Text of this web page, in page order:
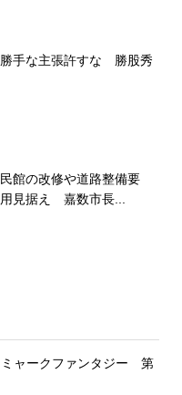
手な主張許すな 勝股秀
館の改修や道路整備要
見据え 嘉数市長...
ャークファンタジー 第